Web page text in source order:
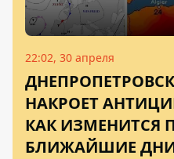
22:02, 30 апреля
НАКРОЕТ
КАК ИЗМЕНИТСЯ
БЛИЖАЙШИЕ